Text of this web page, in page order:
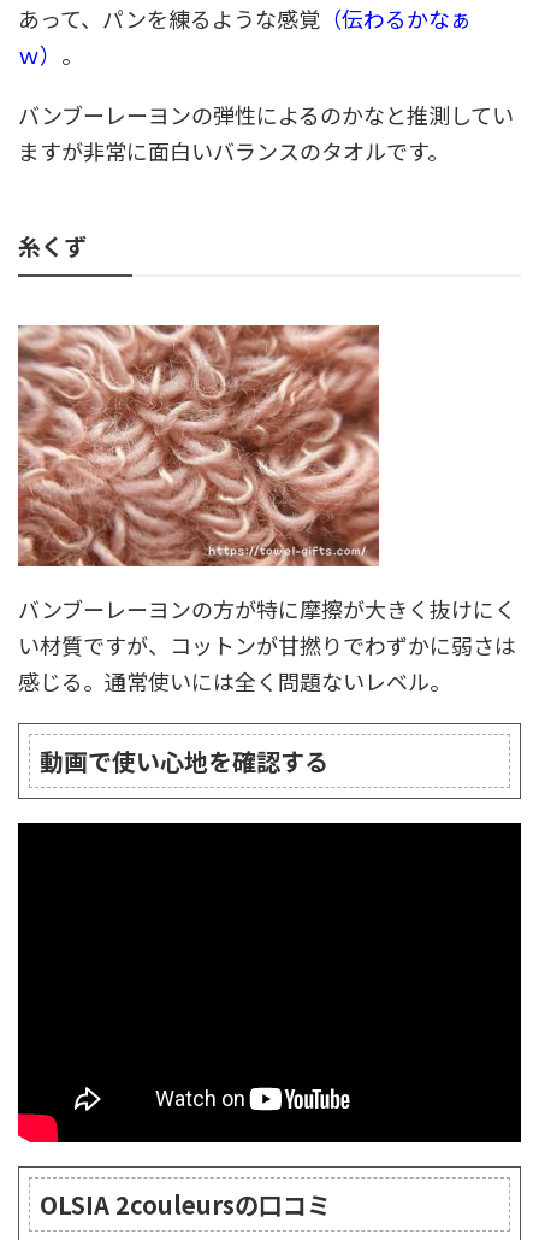
あって、パンを練るような感覚 （伝わるかなぁ
ｗ） 。
バンブーレーヨンの弾性によるのかなと推測してい
ますが非常に面白いバランスのタオルです。
糸くず
バンブーレーヨンの方が特に摩擦が大きく抜けにく
い材質ですが、コットンが甘撚りでわずかに弱さは
感じる。通常使いには全く問題ないレベル。
動画で使い心地を確認する
OLSIA 2couleursの口コミ